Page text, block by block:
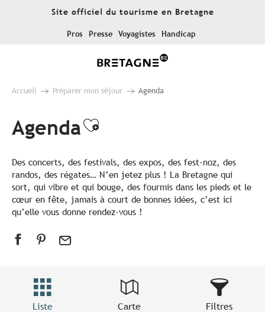
Site officiel du tourisme en Bretagne
Pros Presse Voyagistes Handicap
Accueil Préparer mon séjour Agenda
AgendaAjouter aux favoris
Des concerts, des festivals, des expos, des fest-noz, des
randos, des régates… N’en jetez plus ! La Bretagne qui
sort, qui vibre et qui bouge, des fourmis dans les pieds et le
cœur en fête, jamais à court de bonnes idées, c’est ici
qu’elle vous donne rendez-vous !
Liste Carte Filtres